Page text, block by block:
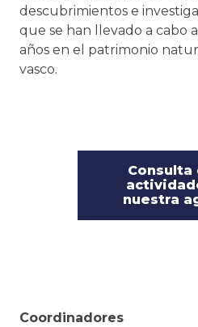
descubrimientos e
que se han llevado a cabo
años en el patrimonio
vasco.
Consulta
nuestra
Coordinadores